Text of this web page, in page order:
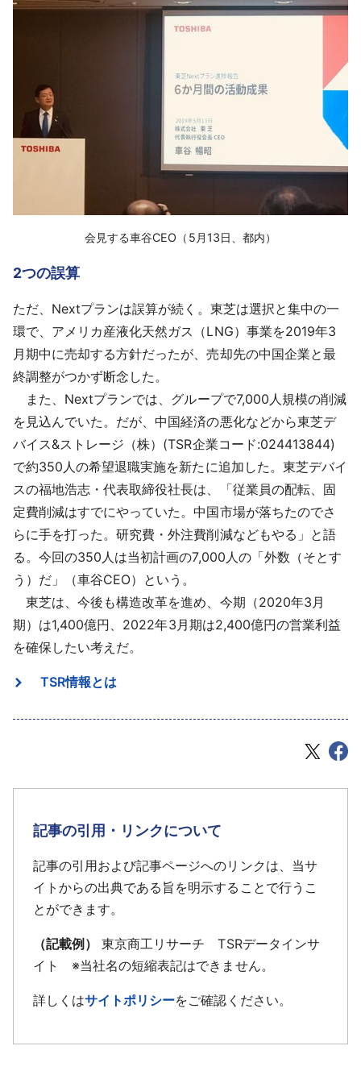
会見する車谷CEO（5月13日、都内）
2つの誤算
ただ、Nextプランは誤算が続く。東芝は選択と集中の一
環で、アメリカ産液化天然ガス（LNG）事業を2019年3
月期中に売却する方針だったが、売却先の中国企業と最
終調整がつかず断念した。
また、Nextプランでは、グループで7,000人規模の削減
を見込んでいた。だが、中国経済の悪化などから東芝デ
バイス&ストレージ（株）(TSR企業コード:024413844)
で約350人の希望退職実施を新たに追加した。東芝デバイ
スの福地浩志・代表取締役社長は、「従業員の配転、固
定費削減はすでにやっていた。中国市場が落ちたのでさ
らに手を打った。研究費・外注費削減などもやる」と語
る。今回の350人は当初計画の7,000人の「外数（そとす
う）だ」（車谷CEO）という。
東芝は、今後も構造改革を進め、今期（2020年3月
期）は1,400億円、2022年3月期は2,400億円の営業利益
を確保したい考えだ。
TSR情報とは
記事の引用・リンクについて
記事の引用および記事ページへのリンクは、当サ
イトからの出典である旨を明示することで行うこ
とができます。
（記載例）
東京商工リサーチ TSRデータインサ
イト ※当社名の短縮表記はできません。
詳しくはサイトポリシーをご確認ください。